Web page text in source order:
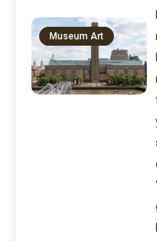
Museum Art